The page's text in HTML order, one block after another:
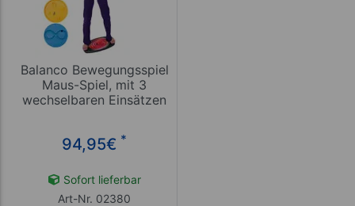
Balanco Bewegungsspiel
Maus-Spiel, mit 3
wechselbaren Einsätzen
94,95€ *
Sofort lieferbar
Art-Nr. 02380